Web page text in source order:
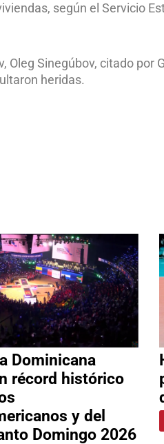
según el Servicio
Sinegúbov, citado por
heridas.
Dominicana
récord histórico
y del
Domingo 2026